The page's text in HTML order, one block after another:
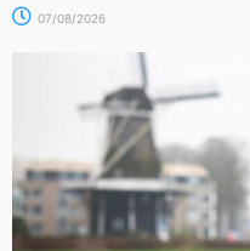
07/08/2026